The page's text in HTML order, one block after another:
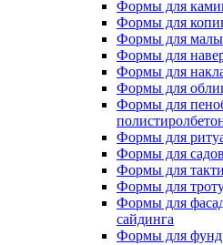
Формы для
Формы для
Формы для
Формы для
Формы для
Формы для
Формы для
Формы для
Формы для
Формы для
Формы для
Формы для
сайдинга
Формы для